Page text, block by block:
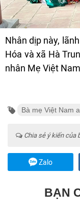
Nhân dịp này,
Hóa và xã Hà
nhân Mẹ Việt
Bà mẹ Việt Nam
Chia sẻ ý kiến của
Zalo
BẠN